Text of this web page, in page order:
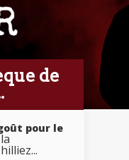
de
pour le